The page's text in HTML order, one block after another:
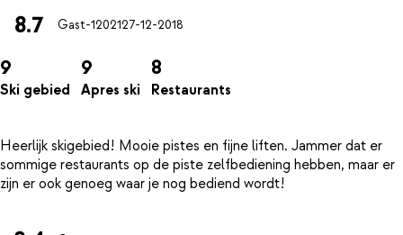
8.7 Gast-1202127-12-2018
9
Ski gebied
9
Apres ski
8
Restaurants
Heerlijk skigebied! Mooie pistes en fijne liften. Jammer dat er
sommige restaurants op de piste zelfbediening hebben, maar er